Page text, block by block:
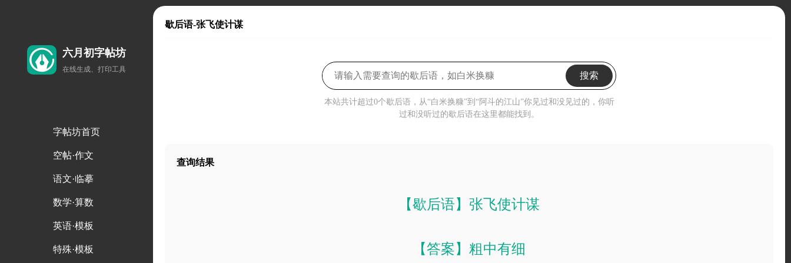
六月初字帖坊
在线生成、打印工具
字帖坊首页
空帖·作文
语文·临摹
数学·算数
英语·模板
特殊·模板
歇后语-张飞使计谋
搜索
本站共计超过0个歇后语，从“白米换糠”到“阿斗的江山”你见过和没见过的，你听
过和没听过的歇后语在这里都能找到。
查询结果
【歇后语】张飞使计谋
【答案】粗中有细